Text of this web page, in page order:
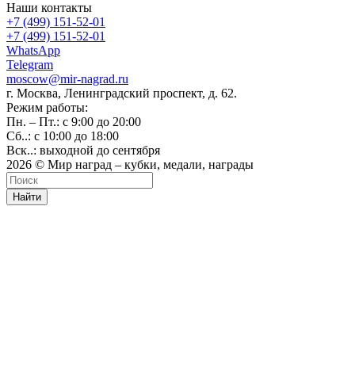
Наши контакты
+7 (499) 151-52-01
+7 (499) 151-52-01
WhatsApp
Telegram
moscow@mir-nagrad.ru
г. Москва, Ленинградский проспект, д. 62.
Режим работы:
Пн. – Пт.: с 9:00 до 20:00
Сб..: с 10:00 до 18:00
Вск..: выходной до сентября
2026 © Мир наград – кубки, медали, награды
Найти